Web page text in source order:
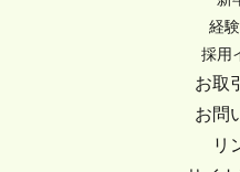
経
採用
お取
お問
リ